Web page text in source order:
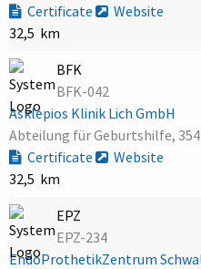
Certificate
Website
32,5 km
BFK
BFK-042
Asklepios Klinik Lich GmbH
Abteilung für Geburtshilfe,
Certificate
Website
32,5 km
EPZ
EPZ-234
EndoProthetikZentrum